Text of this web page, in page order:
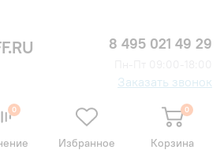
8 495 021 49 29
Заказать звонок
0
Избранное
0
Корзина